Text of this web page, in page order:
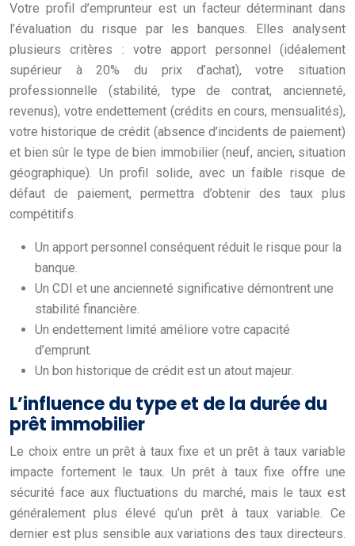
Votre profil d’emprunteur est un facteur déterminant dans
l’évaluation du risque par les banques. Elles analysent
plusieurs critères : votre apport personnel (idéalement
supérieur à 20% du prix d’achat), votre situation
professionnelle (stabilité, type de contrat, ancienneté,
revenus), votre endettement (crédits en cours, mensualités),
votre historique de crédit (absence d’incidents de paiement)
et bien sûr le type de bien immobilier (neuf, ancien, situation
géographique). Un profil solide, avec un faible risque de
défaut de paiement, permettra d’obtenir des taux plus
compétitifs.
Un apport personnel conséquent réduit le risque pour la
banque.
Un CDI et une ancienneté significative démontrent une
stabilité financière.
Un endettement limité améliore votre capacité
d’emprunt.
Un bon historique de crédit est un atout majeur.
L’influence du type et de la durée du
prêt immobilier
Le choix entre un prêt à taux fixe et un prêt à taux variable
impacte fortement le taux. Un prêt à taux fixe offre une
sécurité face aux fluctuations du marché, mais le taux est
généralement plus élevé qu’un prêt à taux variable. Ce
dernier est plus sensible aux variations des taux directeurs.